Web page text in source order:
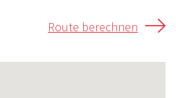
Route berechnen